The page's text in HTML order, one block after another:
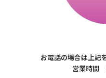
お電話の場合は上記
営業時間